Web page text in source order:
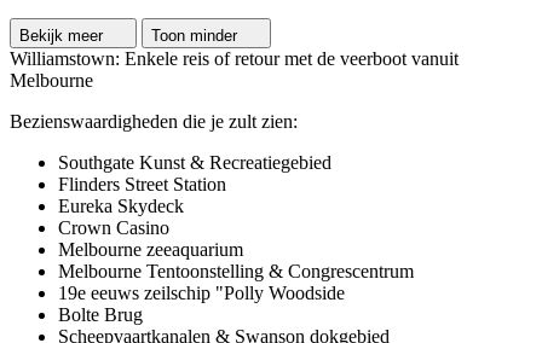
Bekijk meer Toon minder
Williamstown: Enkele reis of retour met de veerboot vanuit
Melbourne
Bezienswaardigheden die je zult zien:
Southgate Kunst & Recreatiegebied
Flinders Street Station
Eureka Skydeck
Crown Casino
Melbourne zeeaquarium
Melbourne Tentoonstelling & Congrescentrum
19e eeuws zeilschip "Polly Woodside
Bolte Brug
Scheepvaartkanalen & Swanson dokgebied